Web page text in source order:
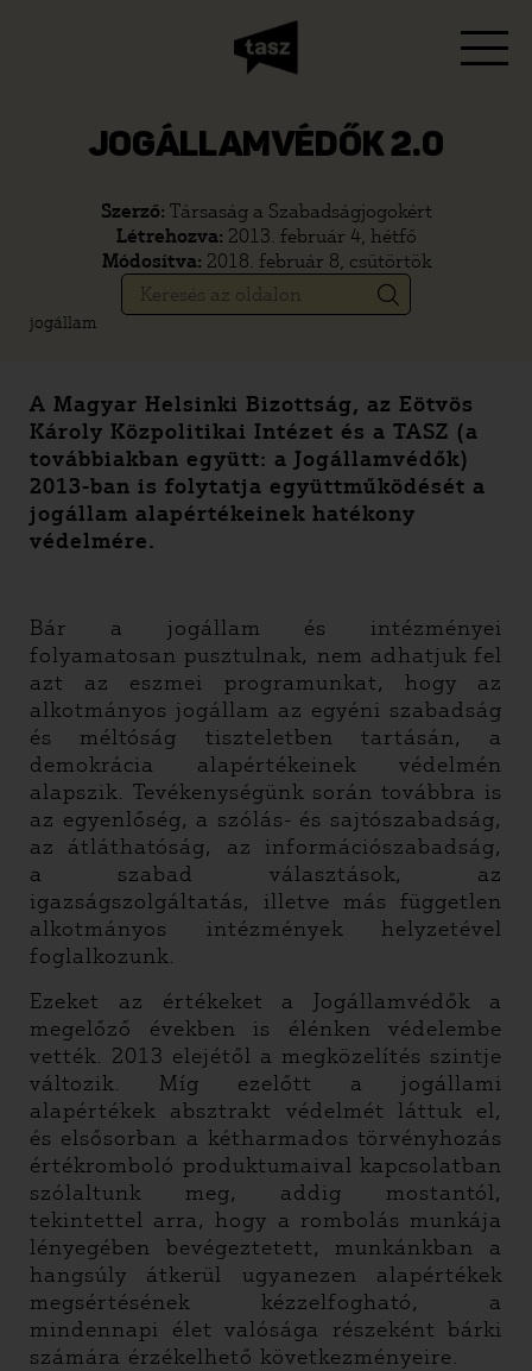
JOGÁLLAMVÉDŐK 2.0
Szerző: Társaság a Szabadságjogokért
Létrehozva: 2013. február 4, hétfő
Módosítva: 2018. február 8, csütörtök
jogállam
A Magyar Helsinki Bizottság, az Eötvös
Károly Közpolitikai Intézet és a TASZ (a
továbbiakban együtt: a Jogállamvédők)
2013-ban is folytatja együttműködését a
jogállam alapértékeinek hatékony
védelmére.
Bár a jogállam és intézményei
folyamatosan pusztulnak, nem adhatjuk fel
azt az eszmei programunkat, hogy az
alkotmányos jogállam az egyéni szabadság
és méltóság tiszteletben tartásán, a
demokrácia alapértékeinek védelmén
alapszik. Tevékenységünk során továbbra is
az egyenlőség, a szólás- és sajtószabadság,
az átláthatóság, az információszabadság,
a szabad választások, az
igazságszolgáltatás, illetve más független
alkotmányos intézmények helyzetével
foglalkozunk.
Ezeket az értékeket a Jogállamvédők a
megelőző években is élénken védelembe
vették. 2013 elejétől a megközelítés szintje
változik. Míg ezelőtt a jogállami
alapértékek absztrakt védelmét láttuk el,
és elsősorban a kétharmados törvényhozás
értékromboló produktumaival kapcsolatban
szólaltunk meg, addig mostantól,
tekintettel arra, hogy a rombolás munkája
lényegében bevégeztetett, munkánkban a
hangsúly átkerül ugyanezen alapértékek
megsértésének kézzelfogható, a
mindennapi élet valósága részeként bárki
számára érzékelhető következményeire.